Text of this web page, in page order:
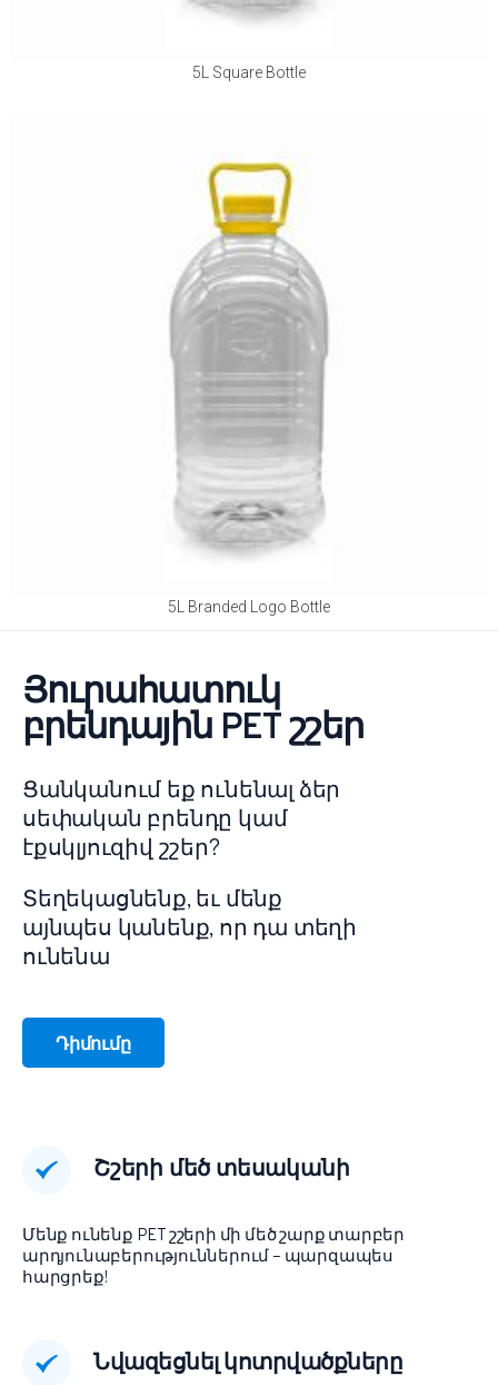
5L Square Bottle
5L Branded Logo Bottle
Յուրահատուկ
բրենդային PET շշեր
Ցանկանում եք ունենալ ձեր
սեփական բրենդը կամ
էքսկլյուզիվ շշեր?
Տեղեկացնենք, եւ մենք
այնպես կանենք, որ դա տեղի
ունենա
Դիմումը
Շշերի մեծ տեսականի
Մենք ունենք PET շշերի մի մեծ շարք տարբեր
արդյունաբերություններում – պարզապես
հարցրեք!
Նվազեցնել կոտրվածքները